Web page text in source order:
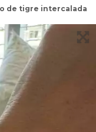
de tigre intercalada